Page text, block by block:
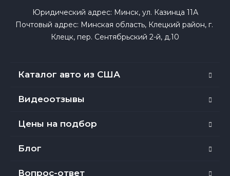
Юридический адрес: Минск, ул. Казинца 11А
Почтовый адрес: Минская область, Клецкий район, г.
Клецк, пер. Сентябрьский 2-й, д.10
Каталог авто из США
Видеоотзывы
Цены на подбор
Блог
Вопрос-ответ